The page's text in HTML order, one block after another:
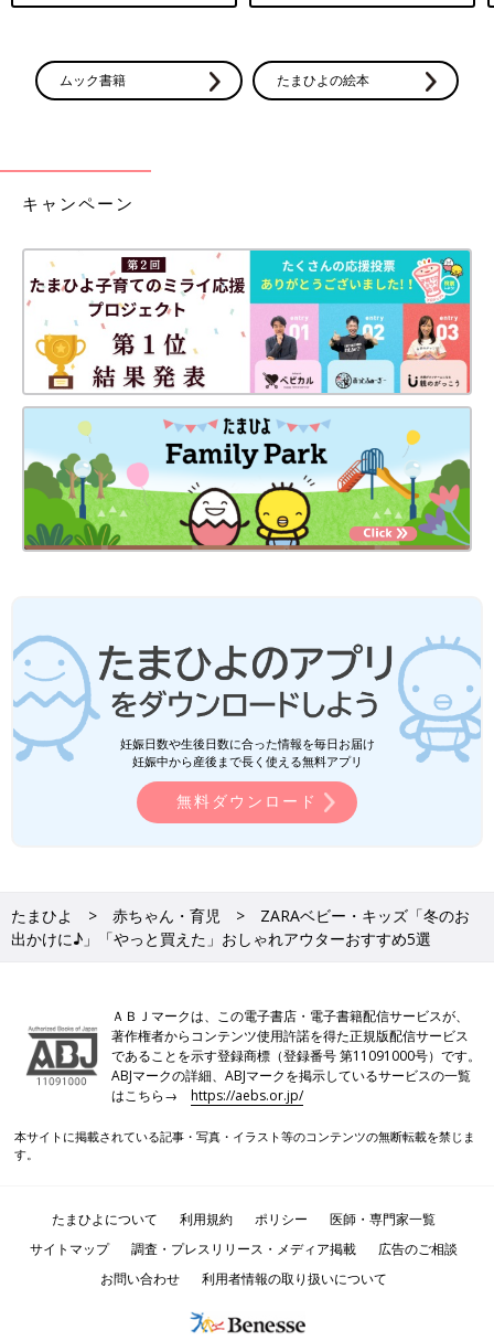
ムック書籍 たまひよの絵本
キャンペーン
妊娠日数や生後日数に合った情報を毎日お届け
妊娠中から産後まで長く使える無料アプリ
無料ダウンロード
たまひよ 赤ちゃん・育児
ZARAベビー・キッズ「冬のお
出かけに♪」「やっと買えた」おしゃれアウターおすすめ5選
ＡＢＪマークは、この電子書店・電子書籍配信サービスが、
著作権者からコンテンツ使用許諾を得た正規版配信サービス
であることを示す登録商標（登録番号 第11091000号）です。
ABJマークの詳細、ABJマークを掲示しているサービスの一覧
はこちら→https://aebs.or.jp/
本サイトに掲載されている記事・写真・イラスト等のコンテンツの無断転載を禁じま
す。
たまひよについて 利用規約 ポリシー
医師・専門家一覧
サイトマップ
調査・プレスリリース・メディア掲載
広告のご相談
お問い合わせ
利用者情報の取り扱いについて